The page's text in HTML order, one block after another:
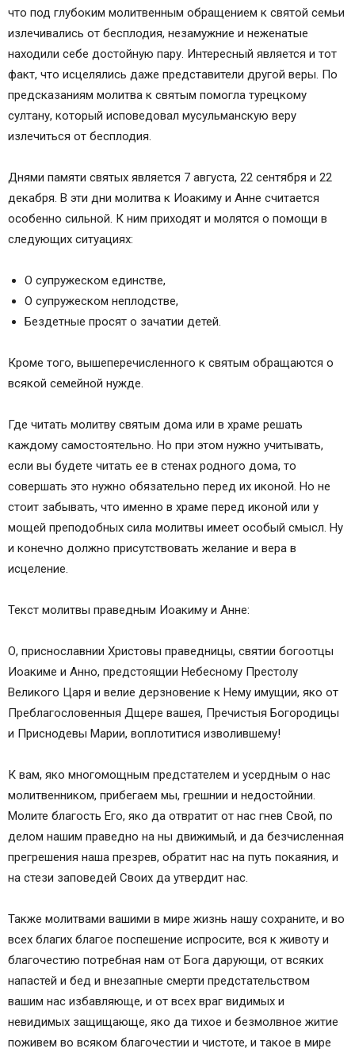
что под глубоким молитвенным обращением к святой семьи
излечивались от бесплодия, незамужние и неженатые
находили себе достойную пару. Интересный является и тот
факт, что исцелялись даже представители другой веры. По
предсказаниям молитва к святым помогла турецкому
султану, который исповедовал мусульманскую веру
излечиться от бесплодия.
Днями памяти святых является 7 августа, 22 сентября и 22
декабря. В эти дни молитва к Иоакиму и Анне считается
особенно сильной. К ним приходят и молятся о помощи в
следующих ситуациях:
О супружеском единстве,
О супружеском неплодстве,
Бездетные просят о зачатии детей.
Кроме того, вышеперечисленного к святым обращаются о
всякой семейной нужде.
Где читать молитву святым дома или в храме решать
каждому самостоятельно. Но при этом нужно учитывать,
если вы будете читать ее в стенах родного дома, то
совершать это нужно обязательно перед их иконой. Но не
стоит забывать, что именно в храме перед иконой или у
мощей преподобных сила молитвы имеет особый смысл. Ну
и конечно должно присутствовать желание и вера в
исцеление.
Текст молитвы праведным Иоакиму и Анне:
О, приснославнии Христовы праведницы, святии богоотцы
Иоакиме и Анно, предстоящии Небесному Престолу
Великого Царя и велие дерзновение к Нему имущии, яко от
Преблагословенныя Дщере вашея, Пречистыя Богородицы
и Приснодевы Марии, воплотитися изволившему!
К вам, яко многомощным предстателем и усердным о нас
молитвенником, прибегаем мы, грешнии и недостойнии.
Молите благость Его, яко да отвратит от нас гнев Свой, по
делом нашим праведно на ны движимый, и да безчисленная
прегрешения наша презрев, обратит нас на путь покаяния, и
на стези заповедей Своих да утвердит нас.
Также молитвами вашими в мире жизнь нашу сохраните, и во
всех благих благое поспешение испросите, вся к животу и
благочестию потребная нам от Бога дарующи, от всяких
напастей и бед и внезапные смерти предстательством
вашим нас избавляюще, и от всех враг видимых и
невидимых защищающе, яко да тихое и безмолвное житие
поживем во всяком благочестии и чистоте, и такое в мире